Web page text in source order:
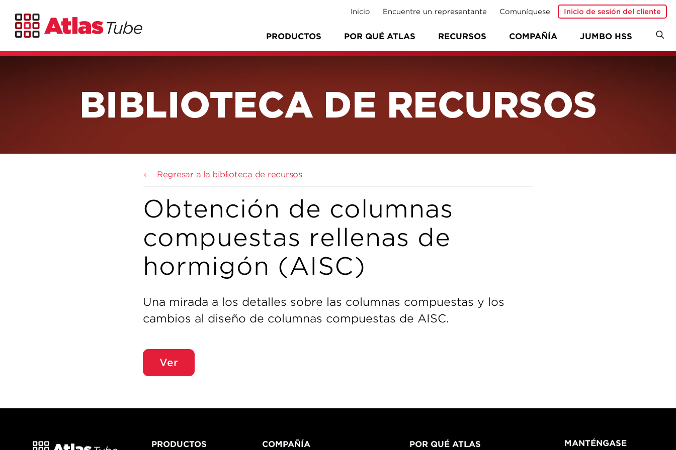
PRODUCTOS POR QUÉ ATLAS RECURSOS COMPAÑÍA JUMBO HSS
Inicio Encuentre un representante Comuníquese Inicio de sesión del cliente
BIBLIOTECA DE RECURSOS
Regresar a la biblioteca de recursos
Obtención de columnas
compuestas rellenas de
hormigón (AISC)
Una mirada a los detalles sobre las columnas compuestas y los
cambios al diseño de columnas compuestas de AISC.
Ver
PRODUCTOS COMPAÑÍA POR QUÉ ATLAS
MANTÉNGASE